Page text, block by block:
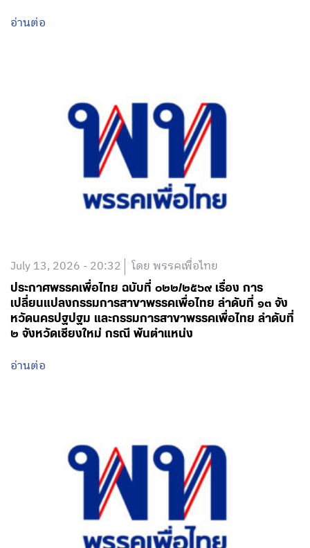
อ่านต่อ
July 13, 2026 - 20:32 โดย พรรคเพื่อไทย
ประกาศพรรคเพื่อไทย ฉบับที่ ๐๒๒/๒๕๖๙ เรื่อง การ
เปลี่ยนแปลงกรรมการสาขาพรรคเพื่อไทย ลำดับที่ ๑๓ จัง
หวัดนครปฐปฐม และกรรมการสาขาพรรคเพื่อไทย ลำดับที่
๒ จังหวัดเชียงใหม่ กรณี พ้นตำแหน่ง
อ่านต่อ